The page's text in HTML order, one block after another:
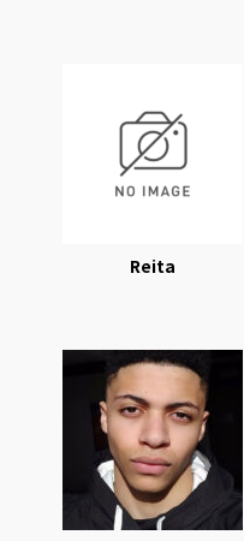
Reita